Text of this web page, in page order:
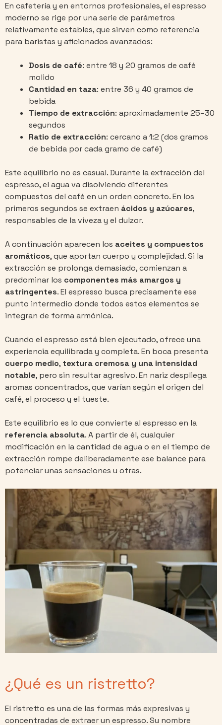
En cafetería y en entornos profesionales, el espresso
moderno se rige por una serie de parámetros
relativamente estables, que sirven como referencia
para baristas y aficionados avanzados:
Dosis de café: entre 18 y 20 gramos de café
molido
Cantidad en taza: entre 36 y 40 gramos de
bebida
Tiempo de extracción: aproximadamente 25–30
segundos
Ratio de extracción: cercano a 1:2 (dos gramos
de bebida por cada gramo de café)
Este equilibrio no es casual. Durante la extracción del
espresso, el agua va disolviendo diferentes
compuestos del café en un orden concreto. En los
primeros segundos se extraen ácidos y azúcares,
responsables de la viveza y el dulzor.
A continuación aparecen los aceites y compuestos
aromáticos, que aportan cuerpo y complejidad. Si la
extracción se prolonga demasiado, comienzan a
predominar los componentes más amargos y
astringentes. El espresso busca precisamente ese
punto intermedio donde todos estos elementos se
integran de forma armónica.
Cuando el espresso está bien ejecutado, ofrece una
experiencia equilibrada y completa. En boca presenta
cuerpo medio, textura cremosa y una intensidad
notable, pero sin resultar agresivo. En nariz despliega
aromas concentrados, que varían según el origen del
café, el proceso y el tueste.
Este equilibrio es lo que convierte al espresso en la
referencia absoluta. A partir de él, cualquier
modificación en la cantidad de agua o en el tiempo de
extracción rompe deliberadamente ese balance para
potenciar unas sensaciones u otras.
¿Qué es un ristretto?
El ristretto es una de las formas más expresivas y
concentradas de extraer un espresso. Su nombre